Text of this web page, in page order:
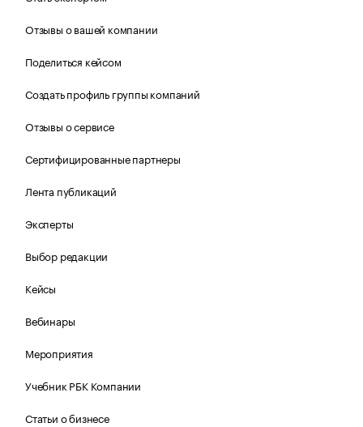
Отзывы о вашей компании
Поделиться кейсом
Создать профиль группы компаний
Отзывы о сервисе
Сертифицированные партнеры
Лента публикаций
Эксперты
Выбор редакции
Кейсы
Вебинары
Мероприятия
Учебник РБК Компании
Статьи о бизнесе